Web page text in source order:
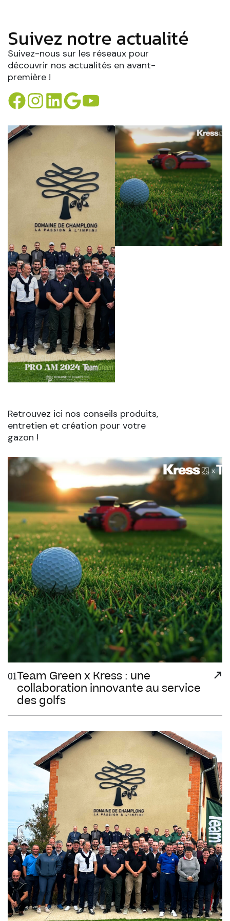
Suivez notre actualité
Suivez-nous sur les réseaux pour
découvrir nos actualités en avant-
première !
Retrouvez ici nos conseils produits,
entretien et création pour votre
gazon !
01Team Green x Kress : une
collaboration innovante au service
des golfs